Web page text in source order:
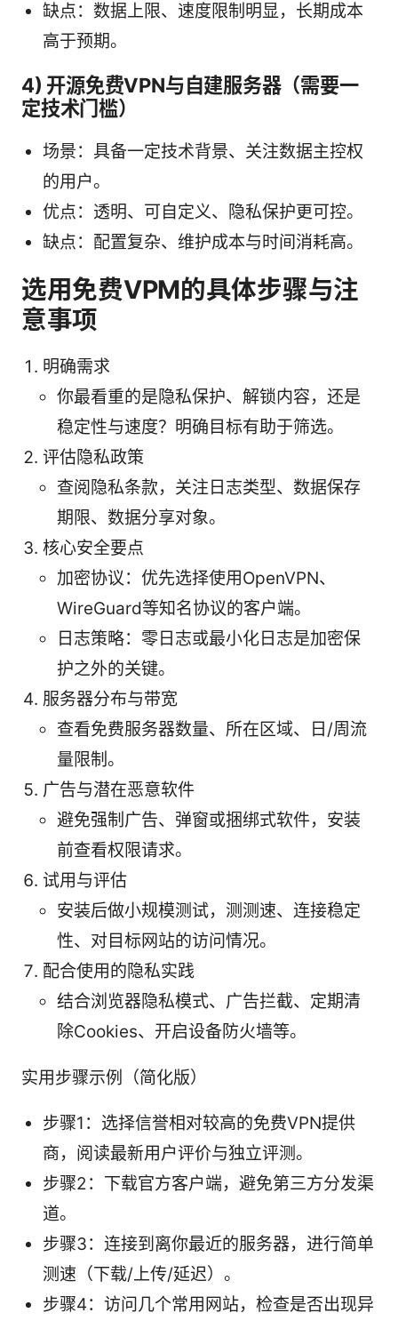
缺点：数据上限、速度限制明显，长期成本
高于预期。
4) 开源免费VPN与自建服务器（需要一
定技术门槛）
场景：具备一定技术背景、关注数据主控权
的用户。
优点：透明、可自定义、隐私保护更可控。
缺点：配置复杂、维护成本与时间消耗高。
选用免费VPM的具体步骤与注
意事项
明确需求
你最看重的是隐私保护、解锁内容，还是
稳定性与速度？明确目标有助于筛选。
评估隐私政策
查阅隐私条款，关注日志类型、数据保存
期限、数据分享对象。
核心安全要点
加密协议：优先选择使用OpenVPN、
WireGuard等知名协议的客户端。
日志策略：零日志或最小化日志是加密保
护之外的关键。
服务器分布与带宽
查看免费服务器数量、所在区域、日/周流
量限制。
广告与潜在恶意软件
避免强制广告、弹窗或捆绑式软件，安装
前查看权限请求。
试用与评估
安装后做小规模测试，测测速、连接稳定
性、对目标网站的访问情况。
配合使用的隐私实践
结合浏览器隐私模式、广告拦截、定期清
除Cookies、开启设备防火墙等。
实用步骤示例（简化版）
步骤1：选择信誉相对较高的免费VPN提供
商，阅读最新用户评价与独立评测。
步骤2：下载官方客户端，避免第三方分发渠
道。
步骤3：连接到离你最近的服务器，进行简单
测速（下载/上传/延迟）。
步骤4：访问几个常用网站，检查是否出现异